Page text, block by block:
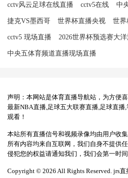
cctv风云足球在线直播 cctv5在线 中
捷克VS墨西哥 世界杯直播央视 世界
cctv5 现场直播 2026世界杯预选赛大
中央五体育频道直播现场直播
声明：本网站是体育直播导航站，为方便
最新NBA直播,足球五大联赛直播,足球直
观看！
本站所有直播信号和视频录像均由用户收
所有内容均来自互联网，我们自身不提供
侵犯您的权益请通知我们，我们会第一时
Copyright © 2026 All Rights Reserved. jrs